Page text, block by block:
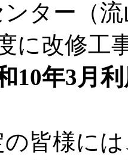
ター（
に改修工
10年3月
皆様に